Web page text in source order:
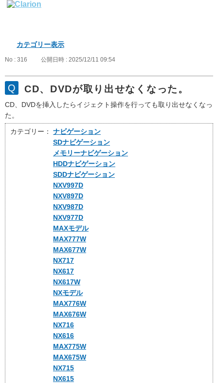
カテゴリー表示
No : 316 公開日時 : 2025/12/11 09:54
CD、DVDが取り出せなくなった。
CD、DVDを挿入したらイジェクト操作を行っても取り出せなくなっ
た。
カテゴリー：
ナビゲーション
SDナビゲーション
メモリーナビゲーション
HDDナビゲーション
SDDナビゲーション
NXV997D
NXV897D
NXV987D
NXV977D
MAXモデル
MAX777W
MAX677W
NX717
NX617
NX617W
NXモデル
MAX776W
MAX676W
NX716
NX616
MAX775W
MAX675W
NX715
NX615